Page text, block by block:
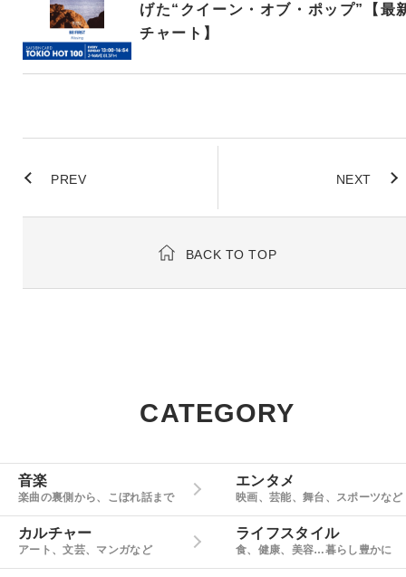
げた“クイーン・オブ・ポップ”【最
チャート】
PREV NEXT
BACK TO TOP
CATEGORY
音楽
楽曲の裏側から、こぼれ話まで
エンタメ
映画、芸能、舞台、スポーツなど
カルチャー
アート、文芸、マンガなど
ライフスタイル
食、健康、美容…暮らし豊かに